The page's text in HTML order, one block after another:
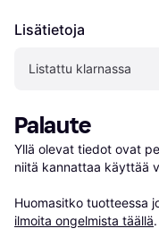
Lisätietoja
Listattu klarnassa
Palaute
Yllä olevat tiedot ovat
niitä kannattaa käyttää
Huomasitko tuotteessa
ilmoita ongelmista täällä.